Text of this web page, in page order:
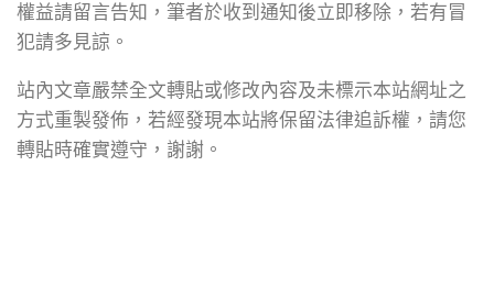
權益請留言告知，筆者於收到通知後立即移除，若有冒
犯請多見諒。
站內文章嚴禁全文轉貼或修改內容及未標示本站網址之
方式重製發佈，若經發現本站將保留法律追訴權，請您
轉貼時確實遵守，謝謝。